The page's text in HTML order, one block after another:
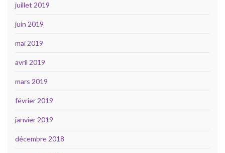
juillet 2019
juin 2019
mai 2019
avril 2019
mars 2019
février 2019
janvier 2019
décembre 2018